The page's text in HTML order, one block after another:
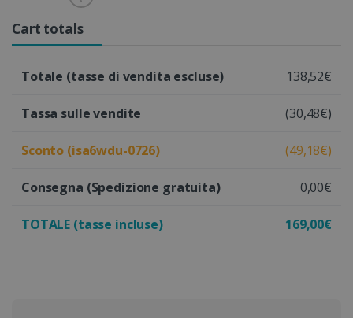
Cart totals
Totale (tasse di vendita escluse) 138,52€
Tassa sulle vendite (30,48€)
Sconto (isa6wdu-0726) (49,18€)
Consegna (Spedizione gratuita) 0,00€
TOTALE (tasse incluse) 169,00€